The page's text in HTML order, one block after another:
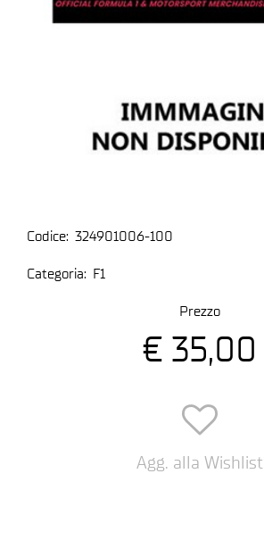
Codice: 324901006-100
Categoria: F1
Prezzo
€ 35,00
Agg. alla Wishlist